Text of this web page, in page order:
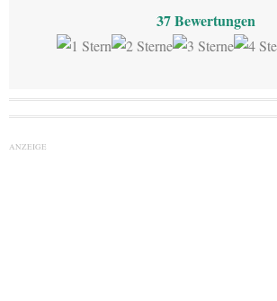
37Bewertungen
ANZEIGE